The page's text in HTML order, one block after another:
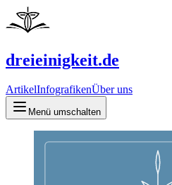
dreieinigkeit.de
ArtikelInfografikenÜber uns
Menü umschalten